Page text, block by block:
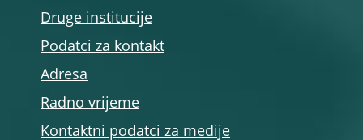
Druge institucije
Podatci za kontakt
Adresa
Radno vrijeme
Kontaktni podatci za medije